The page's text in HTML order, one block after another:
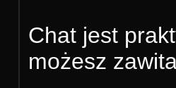
Chat jest
możesz